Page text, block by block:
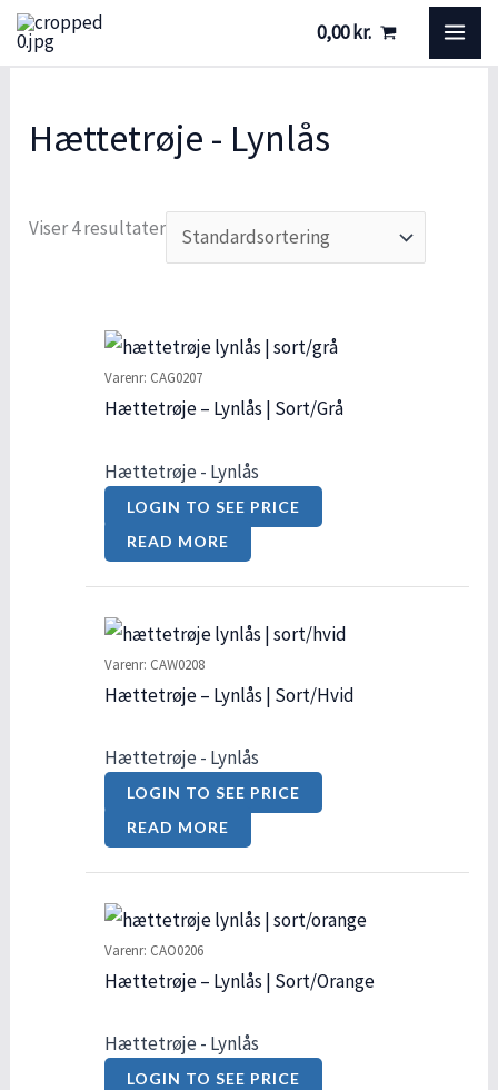
Gå
0,00kr.
SS
Hættetrøje - Lynlås
Viser 4 resultater
Varenr: CAG0207
Hættetrøje – Lynlås | Sort/Grå
Hættetrøje - Lynlås
LOGIN TO SEE PRICE
READ MORE
Varenr: CAW0208
Hættetrøje – Lynlås | Sort/Hvid
Hættetrøje - Lynlås
LOGIN TO SEE PRICE
READ MORE
Varenr: CAO0206
Hættetrøje – Lynlås | Sort/Orange
Hættetrøje - Lynlås
LOGIN TO SEE PRICE